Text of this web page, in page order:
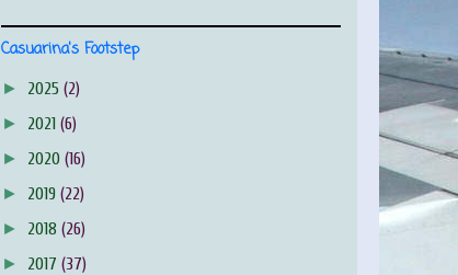
Casuarina's Footstep
► 2025 (2)
► 2021 (6)
► 2020 (16)
► 2019 (22)
► 2018 (26)
► 2017 (37)